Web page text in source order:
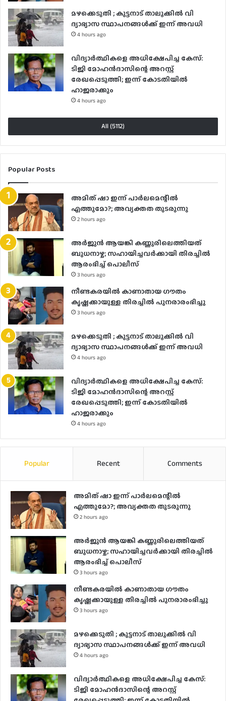
മഴക്കെടുതി ; കുട്ടനാട് താലൂക്കിൽ വി​​​
ദ്യാഭ്യാസ സ്ഥാപനങ്ങൾക്ക് ഇന്ന് അവധി
4 hours ago
വിദ്യാർത്ഥികളെ അധിക്ഷേപിച്ച കേസ്:
ടിജി മോഹൻദാസിന്റെ അറസ്റ്റ്
രേഖപ്പെടുത്തി; ഇന്ന് കോടതിയിൽ
ഹാജരാക്കും
4 hours ago
All (5112)
Popular Posts
അമിത് ഷാ ഇന്ന് പാര്‍ലമെന്റില്‍
എത്തുമോ?; അവ്യക്തത തുടരുന്നു
2 hours ago
അർജുൻ ആയങ്കി കണ്ണൂരിലെത്തിയത്
ബുധനാഴ്ച; സഹായിച്ചവർക്കായി തിരച്ചിൽ
ആരംഭിച്ച് പൊലീസ്
3 hours ago
നീണ്ടകരയില്‍ കാണാതായ ഗൗതം
കൃഷ്ണക്കായുള്ള തിരച്ചില്‍ പുനരാരംഭിച്ചു
3 hours ago
മഴക്കെടുതി ; കുട്ടനാട് താലൂക്കിൽ വി​​​
ദ്യാഭ്യാസ സ്ഥാപനങ്ങൾക്ക് ഇന്ന് അവധി
4 hours ago
വിദ്യാർത്ഥികളെ അധിക്ഷേപിച്ച കേസ്:
ടിജി മോഹൻദാസിന്റെ അറസ്റ്റ്
രേഖപ്പെടുത്തി; ഇന്ന് കോടതിയിൽ
ഹാജരാക്കും
4 hours ago
Popular Recent Comments
അമിത് ഷാ ഇന്ന് പാര്‍ലമെന്റില്‍
എത്തുമോ?; അവ്യക്തത തുടരുന്നു
2 hours ago
അർജുൻ ആയങ്കി കണ്ണൂരിലെത്തിയത്
ബുധനാഴ്ച; സഹായിച്ചവർക്കായി തിരച്ചിൽ
ആരംഭിച്ച് പൊലീസ്
3 hours ago
നീണ്ടകരയില്‍ കാണാതായ ഗൗതം
കൃഷ്ണക്കായുള്ള തിരച്ചില്‍ പുനരാരംഭിച്ചു
3 hours ago
മഴക്കെടുതി ; കുട്ടനാട് താലൂക്കിൽ വി​​​
ദ്യാഭ്യാസ സ്ഥാപനങ്ങൾക്ക് ഇന്ന് അവധി
4 hours ago
വിദ്യാർത്ഥികളെ അധിക്ഷേപിച്ച കേസ്:
ടിജി മോഹൻദാസിന്റെ അറസ്റ്റ്